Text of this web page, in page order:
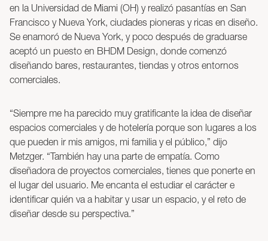
en la Universidad de Miami (OH) y realizó pasantías en San
Francisco y Nueva York, ciudades pioneras y ricas en diseño.
Se enamoró de Nueva York, y poco después de graduarse
aceptó un puesto en BHDM Design, donde comenzó
diseñando bares, restaurantes, tiendas y otros entornos
comerciales.
“Siempre me ha parecido muy gratificante la idea de diseñar
espacios comerciales y de hotelería porque son lugares a los
que pueden ir mis amigos, mi familia y el público,” dijo
Metzger. “También hay una parte de empatía. Como
diseñadora de proyectos comerciales, tienes que ponerte en
el lugar del usuario. Me encanta el estudiar el carácter e
identificar quién va a habitar y usar un espacio, y el reto de
diseñar desde su perspectiva.”